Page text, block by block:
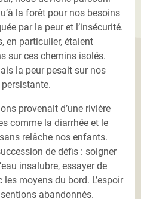
la forêt pour nos besoins
par la peur et l’insécurité.
en particulier, étaient
sur ces chemins isolés.
la peur pesait sur nos
provenait d’une rivière
comme la diarrhée et le
relâche nos enfants.
de défis : soigner
insalubre, essayer de
moyens du bord. L’espoir
abandonnés.